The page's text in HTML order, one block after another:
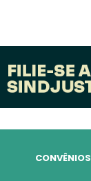
CONVÊNIOS